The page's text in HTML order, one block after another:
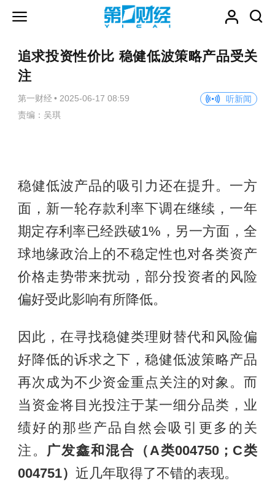
追求投资性价比 稳健低波策略产品受关
注
第一财经 • 2025-06-17 08:59
听新闻
责编：吴琪
稳健低波产品的吸引力还在提升。一方
面，新一轮存款利率下调在继续，一年
期定存利率已经跌破1%，另一方面，全
球地缘政治上的不稳定性也对各类资产
价格走势带来扰动，部分投资者的风险
偏好受此影响有所降低。
因此，在寻找稳健类理财替代和风险偏
好降低的诉求之下，稳健低波策略产品
再次成为不少资金重点关注的对象。而
当资金将目光投注于某一细分品类，业
绩好的那些产品自然会吸引更多的关
注。 广发鑫和混合（A类004750；C类
004751） 近几年取得了不错的表现。